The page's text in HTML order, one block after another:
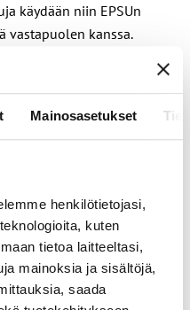
Mainosasetukset
henkilötietojasi,
kuten
tietoa laitteeltasi,
mainoksia ja sisältöjä,
saada
käydään niin EPSUn
vastapuolen kanssa.
osallistumme
parlamenttiin.
useamman alan
koskee kolmannen
väkivaltaa (TPVH).
joutuu työssään
nyt myös suomalaiset
komitea on tehnyt